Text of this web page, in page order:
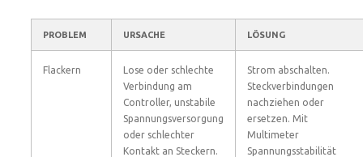
PROBLEM URSACHE LÖSUNG
Flackern
Lose oder schlechte
Verbindung am
Controller, unstabile
Spannungsversorgung
oder schlechter
Kontakt an Steckern.
Strom abschalten.
Steckverbindungen
nachziehen oder
ersetzen. Mit
Multimeter
Spannungsstabilität